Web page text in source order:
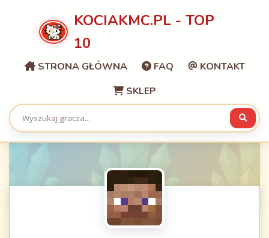
KOCIAKMC.PL - TOP
10
STRONA GŁÓWNA FAQ
KONTAKT
SKLEP